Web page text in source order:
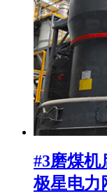
#3磨煤机
极星电力